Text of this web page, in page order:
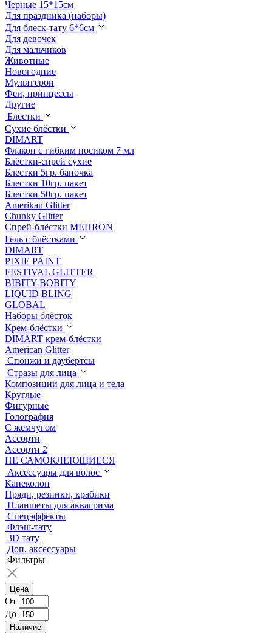
Черные 15*15см
Для праздника (наборы)
Для блеск-тату 6*6см
Для девочек
Для мальчиков
Животные
Новогодние
Мультгерои
Феи, принцессы
Другие
Блёстки
Сухие блёстки
DIMART
Флакон с гибким носиком 7 мл
Блёстки-спрей сухие
Блестки 5гр. баночка
Блестки 10гр. пакет
Блестки 50гр. пакет
Amerikan Glitter
Chunky Glitter
Спрей-блёстки MEHRON
Гель с блёстками
DIMART
PIXIE PAINT
FESTIVAL GLITTER
BIBITY-BOBITY
LIQUID BLING
GLOBAL
Наборы блёсток
Крем-блёстки
DIMART крем-блёстки
American Glitter
Спонжи и даубертсы
Стразы для лица
Композиции для лица и тела
Круглые
Фигурные
Голография
С жемчугом
Ассорти
Ассорти 2
НЕ САМОКЛЕЮЩИЕСЯ
Аксессуары для волос
Канеколон
Пряди, резинки, крабики
Планшеты для аквагрима
Спецэффекты
Флэш-тату
3D тату
Доп. аксессуары
Фильтры
Цена
От
До
Наличие